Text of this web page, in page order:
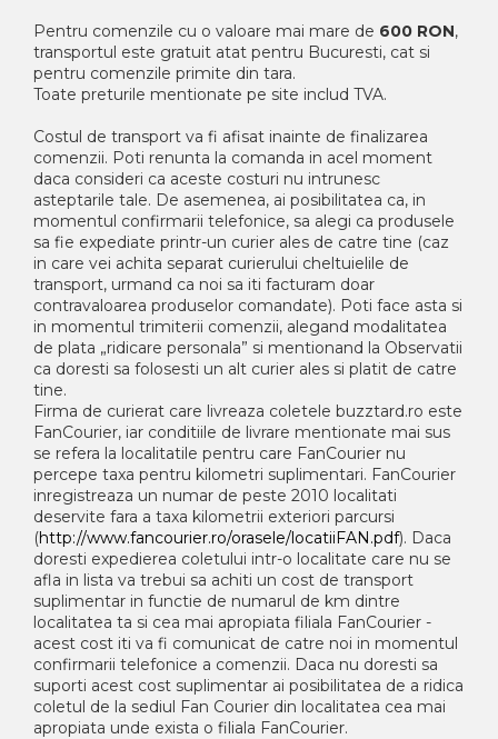
Pentru comenzile cu o valoare mai mare de 600 RON,
transportul este gratuit atat pentru Bucuresti, cat si
pentru comenzile primite din tara.
Toate preturile mentionate pe site includ TVA.
Costul de transport va fi afisat inainte de finalizarea
comenzii. Poti renunta la comanda in acel moment
daca consideri ca aceste costuri nu intrunesc
asteptarile tale. De asemenea, ai posibilitatea ca, in
momentul confirmarii telefonice, sa alegi ca produsele
sa fie expediate printr-un curier ales de catre tine (caz
in care vei achita separat curierului cheltuielile de
transport, urmand ca noi sa iti facturam doar
contravaloarea produselor comandate). Poti face asta si
in momentul trimiterii comenzii, alegand modalitatea
de plata „ridicare personala” si mentionand la Observatii
ca doresti sa folosesti un alt curier ales si platit de catre
tine.
Firma de curierat care livreaza coletele buzztard.ro este
FanCourier, iar conditiile de livrare mentionate mai sus
se refera la localitatile pentru care FanCourier nu
percepe taxa pentru kilometri suplimentari. FanCourier
inregistreaza un numar de peste 2010 localitati
deservite fara a taxa kilometrii exteriori parcursi
(http://www.fancourier.ro/orasele/locatiiFAN.pdf). Daca
doresti expedierea coletului intr-o localitate care nu se
afla in lista va trebui sa achiti un cost de transport
suplimentar in functie de numarul de km dintre
localitatea ta si cea mai apropiata filiala FanCourier -
acest cost iti va fi comunicat de catre noi in momentul
confirmarii telefonice a comenzii. Daca nu doresti sa
suporti acest cost suplimentar ai posibilitatea de a ridica
coletul de la sediul Fan Courier din localitatea cea mai
apropiata unde exista o filiala FanCourier.